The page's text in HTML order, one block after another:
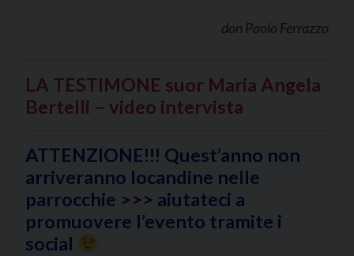
don Paolo Ferrazzo
LA TESTIMONE suor Maria Angela
Bertelli – video intervista
ATTENZIONE!!! Quest’anno non
arriveranno locandine nelle
parrocchie >>> aiutateci a
promuovere l’evento tramite i
social